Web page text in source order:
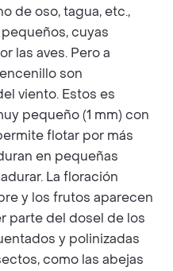
de oso, tagua, etc.,
cuyas
las aves. Pero a
son
viento. Estos es
pequeño (1 mm) con
flotar por más
en pequeñas
La floración
y los frutos aparecen
parte del dosel de los
y polinizadas
como las abejas